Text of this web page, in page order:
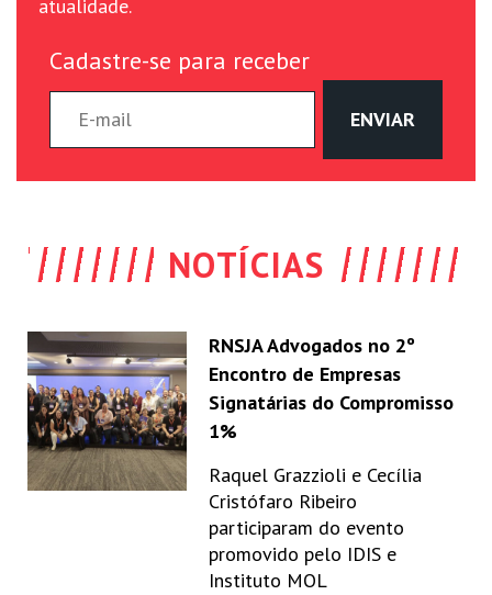
atualidade.
Cadastre-se para receber
NOTÍCIAS
RNSJA Advogados no 2º
Encontro de Empresas
Signatárias do Compromisso
1%
Raquel Grazzioli e Cecília
Cristófaro Ribeiro
participaram do evento
promovido pelo IDIS e
Instituto MOL